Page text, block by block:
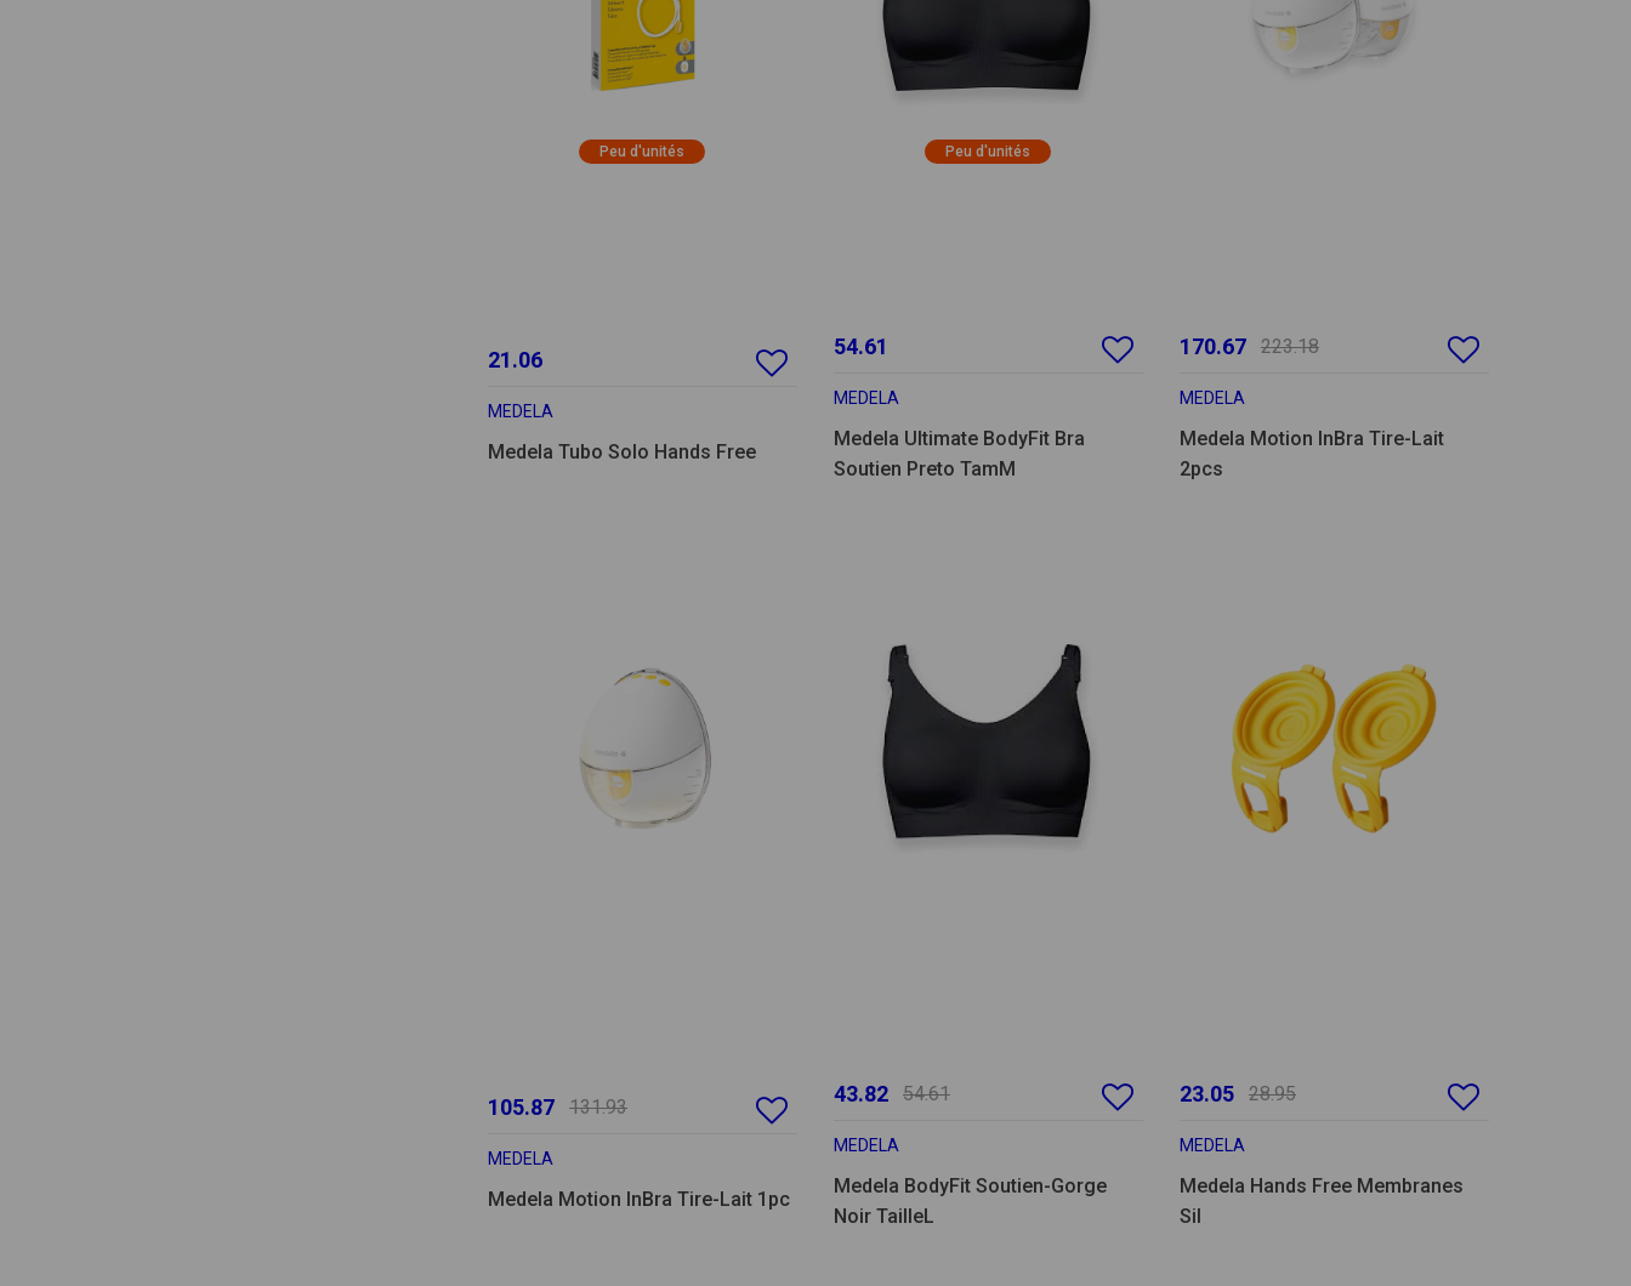
Peu d'unités
21.06
MEDELA
Medela Tubo Solo Hands Free
Peu d'unités
54.61
MEDELA
Medela Ultimate BodyFit Bra
Soutien Preto TamM
170.67 223.18
MEDELA
Medela Motion InBra Tire-Lait
2pcs
105.87 131.93
MEDELA
Medela Motion InBra Tire-Lait 1pc
43.82 54.61
MEDELA
Medela BodyFit Soutien-Gorge
Noir TailleL
23.05 28.95
MEDELA
Medela Hands Free Membranes
Sil